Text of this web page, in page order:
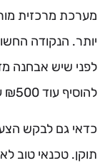
מערכת מרכזית
יותר. הנקודה
לפני שיש אבחנה
להוסיף עוד ₪500 על הסוף.
כדאי גם לבקש
תוקן. טכנאי טוב